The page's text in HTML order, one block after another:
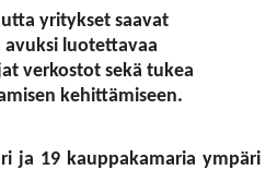
yritykset saavat
avuksi luotettavaa
verkostot sekä tukea
kehittämiseen.
ja 19 kauppakamaria ympäri